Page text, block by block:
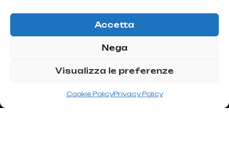
Accetta
Nega
Visualizza le preferenze
Cookie PolicyPrivacy Policy
pautas perfectamente definidas que puedan dar indicaciones
precisas e inequívocas sobre qué técnica elegir. Cada técnica